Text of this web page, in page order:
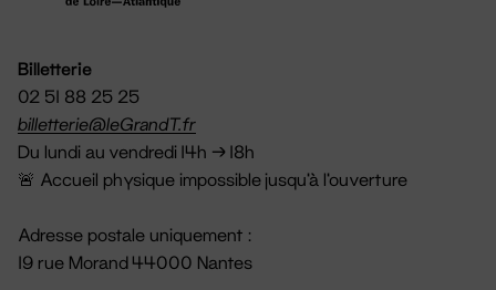
Billetterie
02 51 88 25 25
billetterie@leGrandT.fr
Du lundi au vendredi 14h → 18h
🚨 Accueil physique impossible jusqu'à l'ouverture
Adresse postale uniquement :
19 rue Morand 44000 Nantes